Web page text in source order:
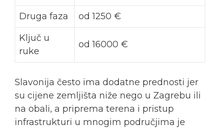
Druga faza
od 1250 €
Ključ u
ruke
od 16000 €
Slavonija često ima dodatne prednosti jer
su cijene zemljišta niže nego u Zagrebu ili
na obali, a priprema terena i pristup
infrastrukturi u mnogim područjima je